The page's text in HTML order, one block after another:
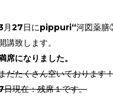
月27日にpippuri“河図薬膳
講致します。
席になりました。
だたくさん空いております
日現在：残席１です。